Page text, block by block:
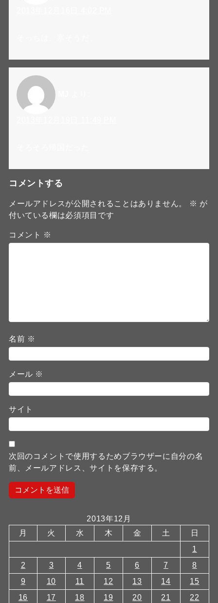
コメントする
メールアドレスが公開されることはありません。 ※ が
付いている欄は必須項目です
コメント ※
名前 ※
メール ※
サイト
次回のコメントで使用するためブラウザーに自分の名
前、メールアドレス、サイトを保存する。
2013年12月
月
火 水 木 金 土
日
1
2
3 4 5 6 7
8
9
10 11 12 13 14
15
16
17 18 19 20 21 22